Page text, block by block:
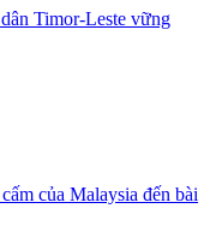
Timor-Leste vững
của Malaysia đến bài